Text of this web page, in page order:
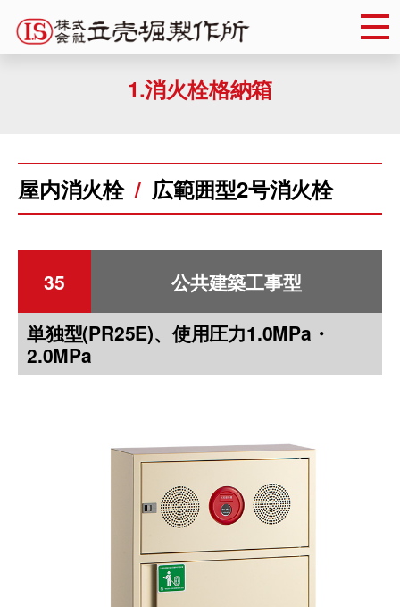
content
1.消火栓格納箱
屋内消火栓 広範囲型2号消火栓
35
公共建築工事型
単独型(PR25E)、使用圧力1.0MPa・
2.0MPa